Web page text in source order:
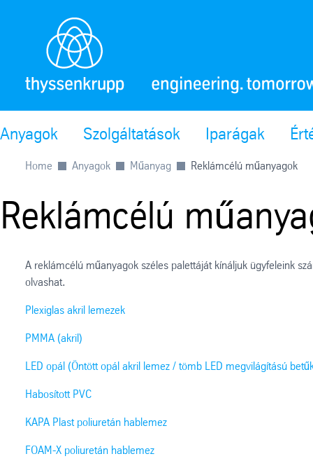
Anyagok Szolgáltatások Iparágak
Home Anyagok Műanyag Reklámcélú műanyagok
Reklámcélú
A reklámcélú műanyagok széles palettáját kínáljuk ügyfeleink
olvashat.
Plexiglas akril lemezek
PMMA (akril)
LED opál (Öntött opál akril lemez / tömb LED megvilágítású
Habosított PVC
KAPA Plast poliuretán hablemez
FOAM-X poliuretán hablemez